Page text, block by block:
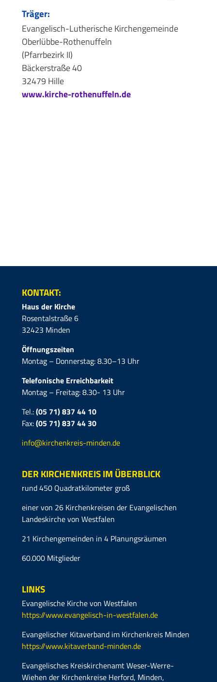
Träger:
Evangelisch-Lutherische Kirchengemeinde
Oberlübbe-Rothenuffeln
(Pfarrbezirk II)
Bäckerstraße 40
32479 Hille
www.kirche-rothenuffeln.de
KONTAKT:
Haus der Kirche
Rosentalstraße 6
32423 Minden
Öffnungszeiten
Montag – Donnerstag: 8.30–13 Uhr
Telefonische Erreichbarkeit
Montag – Freitag: 8.30- 13 Uhr
Tel.:(05 71) 837 44 10
Fax:(05 71)837 44 30
info@kirchenkreis-minden.de
DER KIRCHENKREIS IM ÜBERBLICK
rund 450 Quadratkilometer groß
einer von 26 Kirchenkreisen der Evangelischen
Landeskirche von Westfalen
21 Kirchengemeinden in 4 Planungsräumen
60.000 Mitglieder
LINKS
Evangelische Kirche von Westfalen
https://www.evangelisch-in-westfalen.de
Evangelischer Kitaverband im Kirchenkreis Minden
https://www.kitaverband-minden.de
Evangelisches Kreiskirchenamt Weser-Werre-
Wiehen der Kirchenkreise Herford, Minden,